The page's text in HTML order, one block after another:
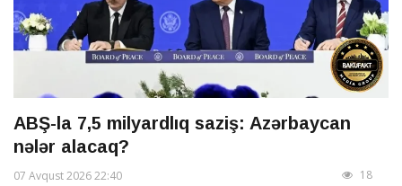
ABŞ-la 7,5 milyardlıq saziş: Azərbaycan
nələr alacaq?
07 Avqust 2026 22:40 18